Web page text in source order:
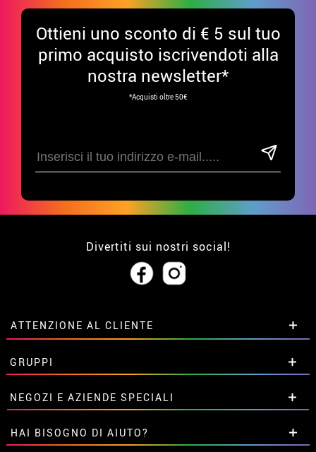
Ottieni uno sconto di € 5 sul tuo
primo acquisto iscrivendoti alla
nostra newsletter*
*Acquisti oltre 50€
Divertiti sui nostri social!
ATTENZIONE AL CLIENTE
• Su di noi
• Condizioni di vendita
• Avviso legale privacy
• Attenzione al cliente
• Utilizzo dei cookies
•Impostazioni dei cookie
GRUPPI
Sconti speciali per gruppi.
Contattaci qui
NEGOZI E AZIENDE SPECIALI
Sconti speciali per gruppi.
Contattaci qui
HAI BISOGNO DI AIUTO?